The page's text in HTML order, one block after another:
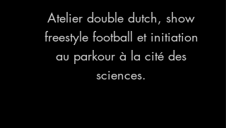
Atelier double dutch, show
freestyle football et initiation
au parkour à la cité des
sciences.